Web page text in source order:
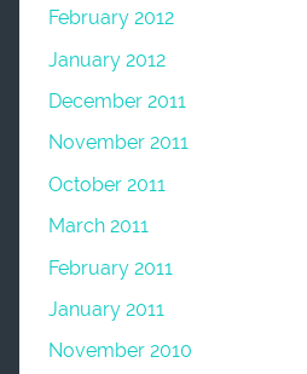
February 2012
January 2012
December 2011
November 2011
October 2011
March 2011
February 2011
January 2011
November 2010